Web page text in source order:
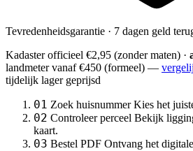
Tevredenheidsgarantie · 7 dagen geld
Kadaster officieel €2,95 (zonder maten) ·
landmetervanaf €450 (formeel) —
tijdelijk lager geprijsd
01 Zoek huisnummer Kies het
02 Controleer perceel Bekijk
kaart.
03 Bestel PDF Ontvang het